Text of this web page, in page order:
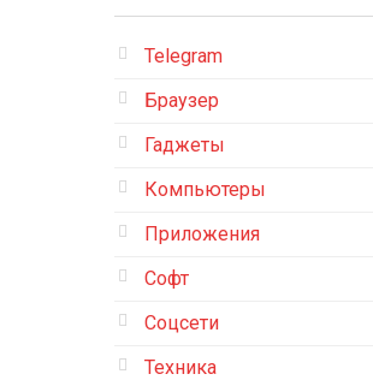
Telegram
Браузер
Гаджеты
Компьютеры
Приложения
Софт
Соцсети
Техника